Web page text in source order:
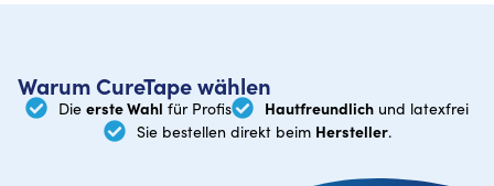
Warum CureTape wählen
Die erste Wahl für Profis Hautfreundlich und latexfrei
Sie bestellen direkt beim Hersteller.